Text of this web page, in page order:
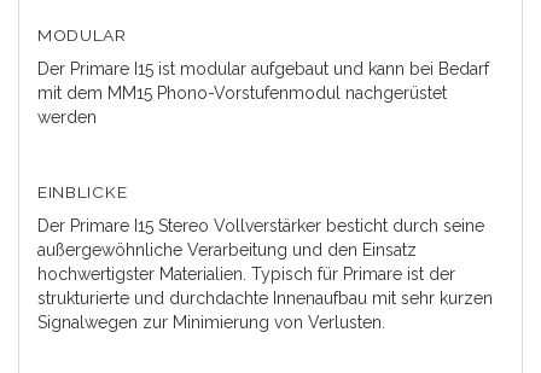
MODULAR
Der Primare I15 ist modular aufgebaut und kann bei Bedarf
mit dem MM15 Phono-Vorstufenmodul nachgerüstet
werden
EINBLICKE
Der Primare I15 Stereo Vollverstärker besticht durch seine
außergewöhnliche Verarbeitung und den Einsatz
hochwertigster Materialien. Typisch für Primare ist der
strukturierte und durchdachte Innenaufbau mit sehr kurzen
Signalwegen zur Minimierung von Verlusten.